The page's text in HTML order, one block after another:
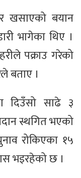
खसाएको बयान
भागेका थिए ।
पक्राउ गरेको
बताए ।
दिउँसो साढे ३
स्थगित भएको
रोकिएका १५
भइरहेको छ ।